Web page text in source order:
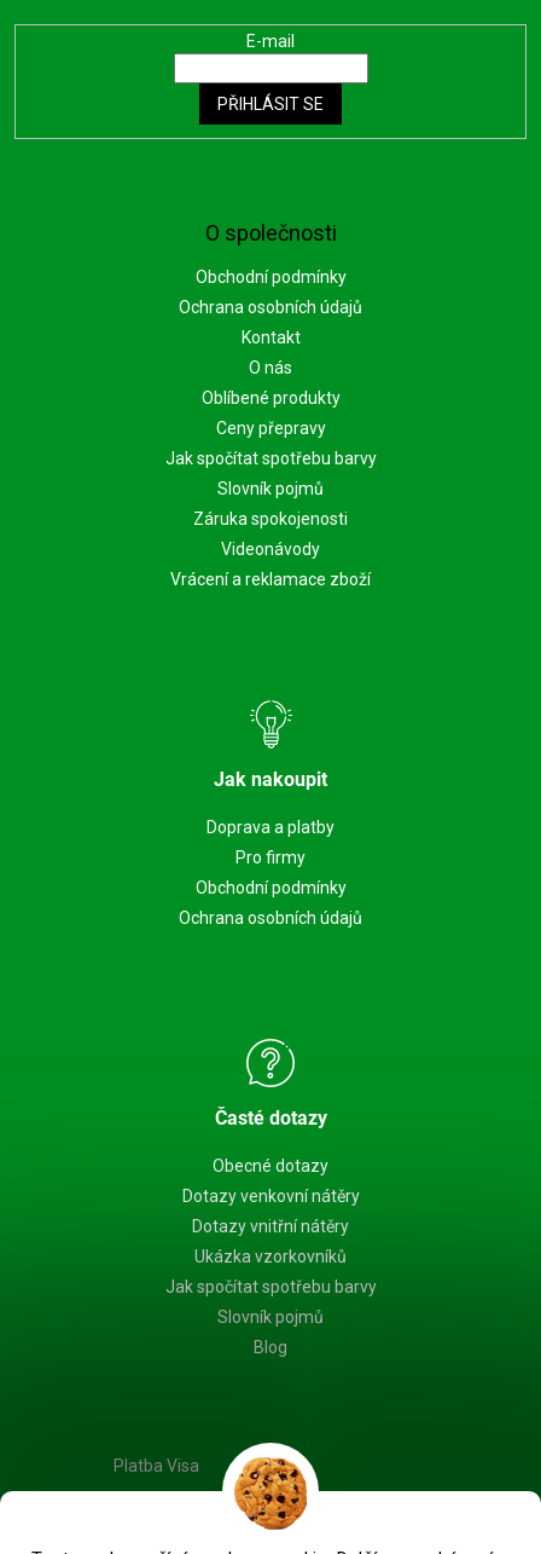
O společnosti
Obchodní podmínky
Ochrana osobních údajů
Kontakt
O nás
Oblíbené produkty
Ceny přepravy
Jak spočítat spotřebu barvy
Slovník pojmů
Záruka spokojenosti
Videonávody
Vrácení a reklamace zboží
Jak nakoupit
Doprava a platby
Pro firmy
Obchodní podmínky
Ochrana osobních údajů
Časté dotazy
Obecné dotazy
Dotazy venkovní nátěry
Dotazy vnitřní nátěry
Ukázka vzorkovníků
Jak spočítat spotřebu barvy
Slovník pojmů
Blog
E-mail
PŘIHLÁSIT SE
Platba Visa